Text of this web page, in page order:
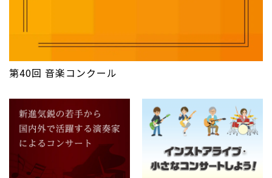
第40回 音楽コンクール